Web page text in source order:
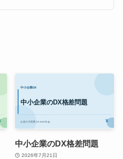
中小企業のDX格差問題
2026年7月21日